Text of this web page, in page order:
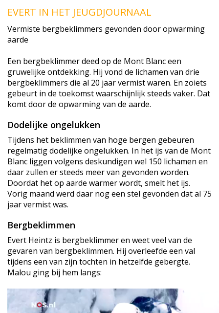
EVERT IN HET JEUGDJOURNAAL
Vermiste bergbeklimmers gevonden door opwarming
aarde
Een bergbeklimmer deed op de Mont Blanc een
gruwelijke ontdekking. Hij vond de lichamen van drie
bergbeklimmers die al 20 jaar vermist waren. En zoiets
gebeurt in de toekomst waarschijnlijk steeds vaker. Dat
komt door de opwarming van de aarde.
Dodelijke ongelukken
Tijdens het beklimmen van hoge bergen gebeuren
regelmatig dodelijke ongelukken. In het ijs van de Mont
Blanc liggen volgens deskundigen wel 150 lichamen en
daar zullen er steeds meer van gevonden worden.
Doordat het op aarde warmer wordt, smelt het ijs.
Vorig maand werd daar nog een stel gevonden dat al 75
jaar vermist was.
Bergbeklimmen
Evert Heintz is bergbeklimmer en weet veel van de
gevaren van bergbeklimmen. Hij overleefde een val
tijdens een van zijn tochten in hetzelfde gebergte.
Malou ging bij hem langs: